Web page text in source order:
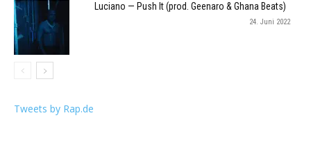
Luciano — Push It (prod. Geenaro & Ghana Beats)
24. Juni 2022
Tweets by Rap.de